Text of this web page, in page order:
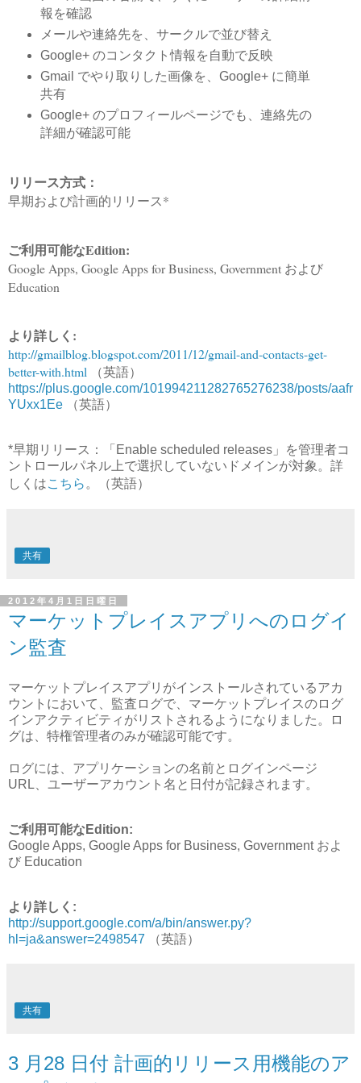
報を確認
メールや連絡先を、サークルで並び替え
Google+ のコンタクト情報を自動で反映
Gmail でやり取りした画像を、Google+ に簡単
共有
Google+ のプロフィールページでも、連絡先の
詳細が確認可能
リリース方式：
早期および計画的リリース*
ご利用可能なEdition:
Google Apps, Google Apps for Business, Government および
Education
より詳しく:
http://gmailblog.blogspot.com/2011/12/gmail-and-contacts-get-
better-with.html （英語）
https://plus.google.com/101994211282765276238/posts/aafr
YUxx1Ee （英語）
*早期リリース：「Enable scheduled releases」を管理者コ
ントロールパネル上で選択していないドメインが対象。詳
しくはこちら 。（英語）
共有
2012年4月1日日曜日
マーケットプレイスアプリへのログイ
ン監査
マーケットプレイスアプリがインストールされているアカ
ウントにおいて、監査ログで、マーケットプレイスのログ
インアクティビティがリストされるようになりました。ロ
グは、特権管理者のみが確認可能です。
ログには、アプリケーションの名前とログインページ
URL、ユーザーアカウント名と日付が記録されます。
ご利用可能なEdition:
Google Apps, Google Apps for Business, Government およ
び Education
より詳しく:
http://support.google.com/a/bin/answer.py?
hl=ja&answer=2498547 （英語）
共有
3 月28 日付 計画的リリース用機能のア